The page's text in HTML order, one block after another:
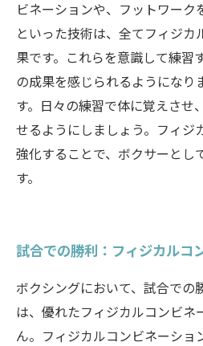
ビネーションや、フットワー
といった技術は、全てフィジカ
果です。これらを意識して練習
の成果を感じられるようになり
す。日々の練習で体に覚えさせ
せるようにしましょう。フィジ
強化することで、ボクサーとし
す。
試合での勝利：フィジカルコ
ボクシングにおいて、試合での
は、優れたフィジカルコンビネ
ん。フィジカルコンビネーショ